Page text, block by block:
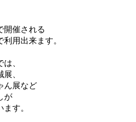
開催される
用出来ます。
、
、
ん展など
が
す。